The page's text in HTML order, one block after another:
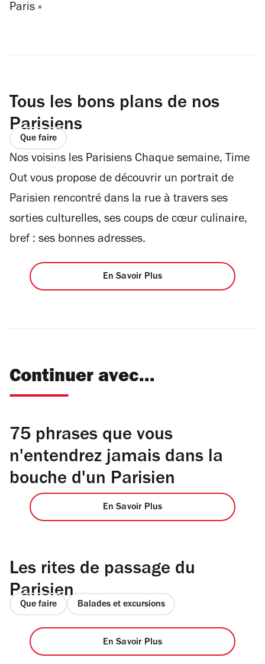
Paris »
Tous les bons plans de nos
Parisiens
Que faire
Nos voisins les Parisiens Chaque semaine, Time
Out vous propose de découvrir un portrait de
Parisien rencontré dans la rue à travers ses
sorties culturelles, ses coups de cœur culinaire,
bref : ses bonnes adresses.
En Savoir Plus
Continuer avec...
75 phrases que vous
n'entendrez jamais dans la
bouche d'un Parisien
En Savoir Plus
Les rites de passage du
Parisien
Que faire Balades et excursions
En Savoir Plus